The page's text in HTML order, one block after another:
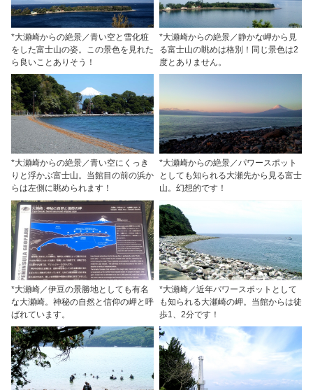
*大瀬崎からの絶景／青い空と雪化粧
をした富士山の姿。この景色を見れた
ら良いことありそう！
*大瀬崎からの絶景／静かな岬から見
る富士山の眺めは格別！同じ景色は2
度とありません。
*大瀬崎からの絶景／青い空にくっき
りと浮かぶ富士山。当館目の前の浜か
らは左側に眺められます！
*大瀬崎からの絶景／パワースポット
としても知られる大瀬先から見る富士
山。幻想的です！
*大瀬崎／伊豆の景勝地としても有名
な大瀬崎。神秘の自然と信仰の岬と呼
ばれています。
*大瀬崎／近年パワースポットとして
も知られる大瀬崎の岬。当館からは徒
歩1、2分です！